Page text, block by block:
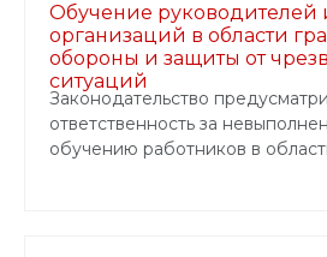
Обучение руководителей
организаций в области
обороны и защиты от
ситуаций
Законодательство
ответственность за
обучению работников в